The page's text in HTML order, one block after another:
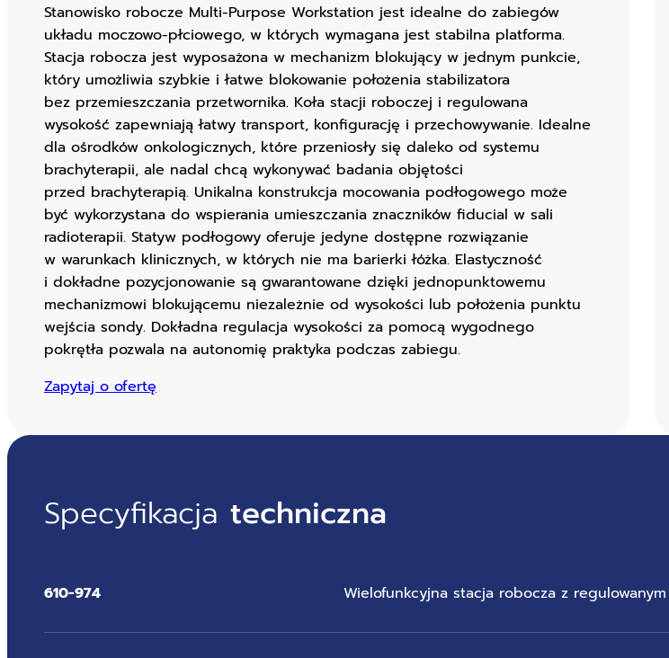
Stanowisko robocze Multi-Purpose Workstation jest idealne do zabiegów
układu moczowo-płciowego, w których wymagana jest stabilna platforma.
Stacja robocza jest wyposażona w mechanizm blokujący w jednym punkcie,
który umożliwia szybkie i łatwe blokowanie położenia stabilizatora
bez przemieszczania przetwornika. Koła stacji roboczej i regulowana
wysokość zapewniają łatwy transport, konfigurację i przechowywanie. Idealne
dla ośrodków onkologicznych, które przeniosły się daleko od systemu
brachyterapii, ale nadal chcą wykonywać badania objętości
przed brachyterapią. Unikalna konstrukcja mocowania podłogowego może
być wykorzystana do wspierania umieszczania znaczników fiducial w sali
radioterapii. Statyw podłogowy oferuje jedyne dostępne rozwiązanie
w warunkach klinicznych, w których nie ma barierki łóżka. Elastyczność
i dokładne pozycjonowanie są gwarantowane dzięki jednopunktowemu
mechanizmowi blokującemu niezależnie od wysokości lub położenia punktu
wejścia sondy. Dokładna regulacja wysokości za pomocą wygodnego
pokrętła pozwala na autonomię praktyka podczas zabiegu.
Zapytaj o ofertę
Specyfikacjatechniczna
610-974 Wielofunkcyjna stacja robocza z